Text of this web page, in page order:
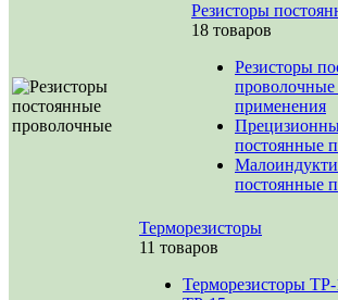
Резисторы
18 товаров
Резисторы
применения
постоянные
постоянные
Терморезисторы
11 товаров
Терморезисторы